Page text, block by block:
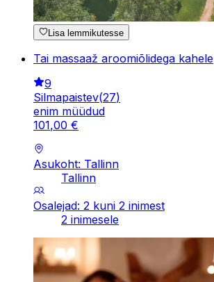
Lisa lemmikutesse
Tai massaaž aroomiõlidega kahele
9
Silmapaistev(27)
enim müüdud
101,00 €
Asukoht: Tallinn
Tallinn
Osalejad: 2 kuni 2 inimest
2 inimesele